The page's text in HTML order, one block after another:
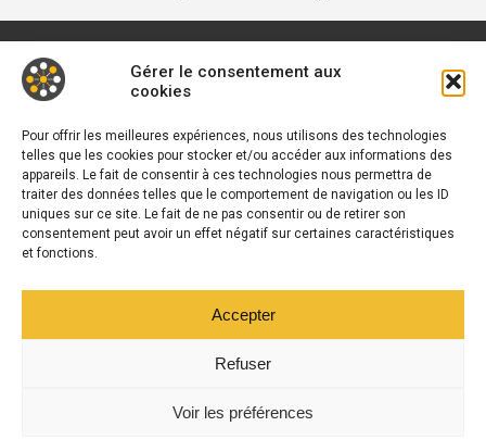
Gérer le consentement aux
cookies
Pour offrir les meilleures expériences, nous utilisons des technologies
telles que les cookies pour stocker et/ou accéder aux informations des
appareils. Le fait de consentir à ces technologies nous permettra de
traiter des données telles que le comportement de navigation ou les ID
uniques sur ce site. Le fait de ne pas consentir ou de retirer son
consentement peut avoir un effet négatif sur certaines caractéristiques
et fonctions.
Accepter
Refuser
Voir les préférences
informatiques. Retrouvez des tribunes, des solutions, les
nouveautés, des retours d'utilisateurs, des évènements, des
livres blancs et les nominations du secteur. Retrouvez toutes
L’actu du B2B
Vous cherchez quelque chose ?
| Google reCAPTCHA :Confidentialité